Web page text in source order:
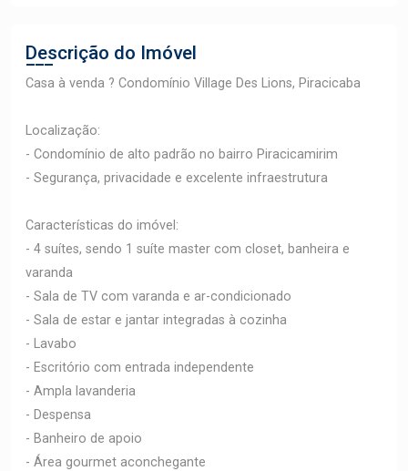
Descrição do Imóvel
Casa à venda ? Condomínio Village Des Lions, Piracicaba
Localização:
- Condomínio de alto padrão no bairro Piracicamirim
- Segurança, privacidade e excelente infraestrutura
Características do imóvel:
- 4 suítes, sendo 1 suíte master com closet, banheira e
varanda
- Sala de TV com varanda e ar-condicionado
- Sala de estar e jantar integradas à cozinha
- Lavabo
- Escritório com entrada independente
- Ampla lavanderia
- Despensa
- Banheiro de apoio
- Área gourmet aconchegante